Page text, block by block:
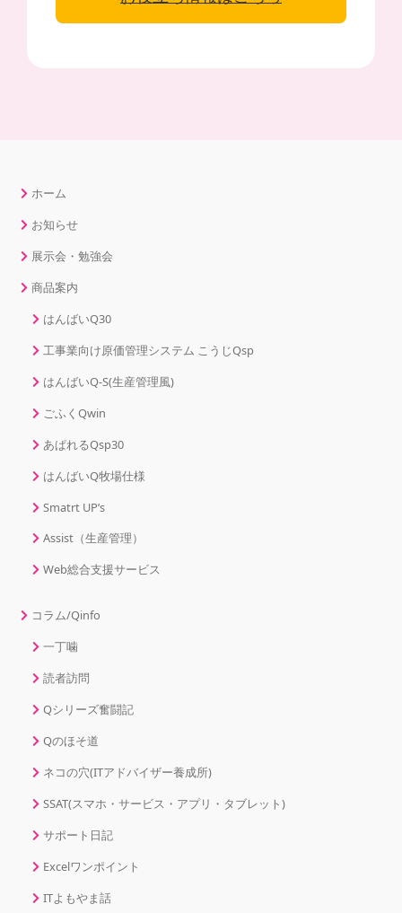
ホーム
お知らせ
展示会・勉強会
商品案内
はんばいQ30
工事業向け原価管理システム こうじQsp
はんばいQ-S(生産管理風)
ごふくQwin
あぱれるQsp30
はんばいQ牧場仕様
Smatrt UP’s
Assist（生産管理）
Web総合支援サービス
コラム/Qinfo
一丁噛
読者訪問
Qシリーズ奮闘記
Qのほそ道
ネコの穴(ITアドバイザー養成所)
SSAT(スマホ・サービス・アプリ・タブレット)
サポート日記
Excelワンポイント
ITよもやま話